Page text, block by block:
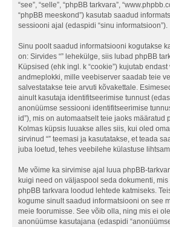
“see”, “selle”, “phpBB tarkvara”,
“phpBB meeskond”) kasutab saadud
sessiooni ajal (edaspidi “sinu informatsioon”).
Sinu poolt saadud informatsiooni kogutakse
on: Sirvides “” lehekülge, siis lubad phpBB
Küpsised (ehk ingl. k “cookie”) kujutab
andmeplokki, mille veebiserver saadab teie
salvestatakse teie arvuti kõvakettale.
ainult kasutaja identifitseerimise tunnust
anonüümse sessiooni identifitseerimise
id”), mis on automaatselt teie jaoks määratud
Kolmas küpsis luuakse alles siis, kui oled
sirvinud “” teemasi ja kasutatakse, et teada
juba loetud, tehes veebilehe külastuse
Me võime ka sirvimise ajal luua phpBB-
kuigi need on väljaspool seda dokumenti,
phpBB tarkvara loodud lehtede katmiseks.
kogume sinult saadud informatsiooni on see
meie foorumisse. See võib olla, ning mis ei
anonüümse kasutajana (edaspidi